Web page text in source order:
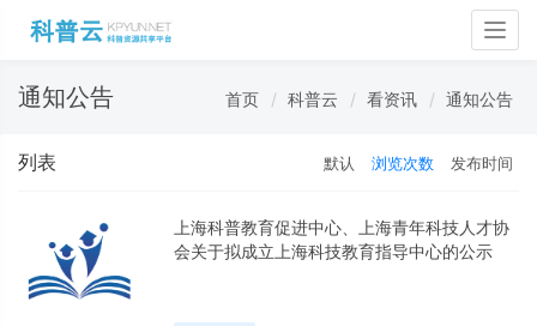
通知公告 首页 科普云 看资讯 通知公告
列表 默认 浏览次数 发布时间
上海科普教育促进中心、上海青年科技人才协
会关于拟成立上海科技教育指导中心的公示